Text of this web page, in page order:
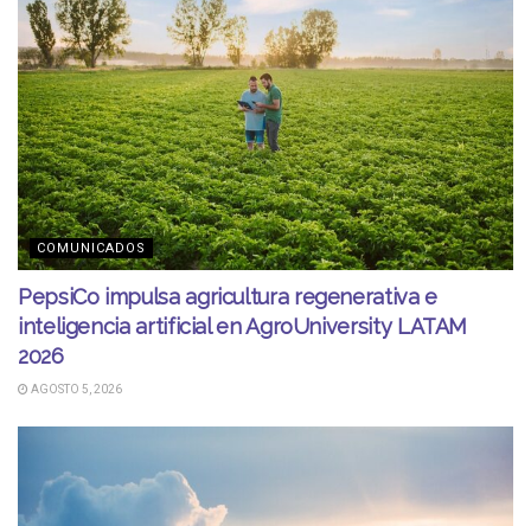
COMUNICADOS
PepsiCo impulsa agricultura regenerativa e
inteligencia artificial en AgroUniversity LATAM
2026
AGOSTO 5, 2026